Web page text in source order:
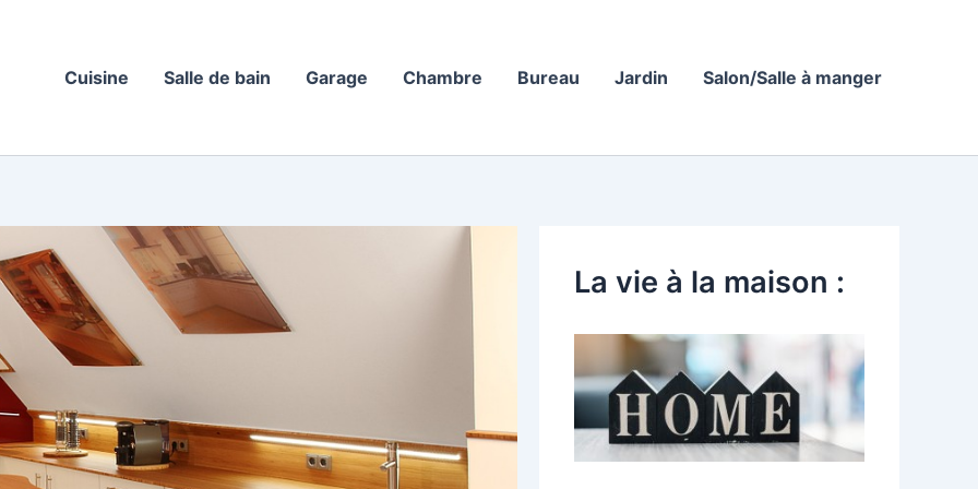
Cuisine Salle de bain Garage Chambre Bureau Jardin Salon/Salle à manger
La vie à la maison :